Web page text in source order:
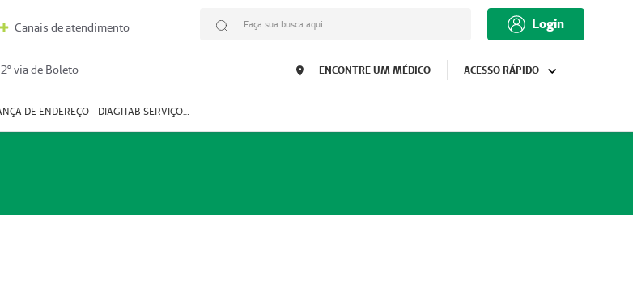
Canais de atendimento Faça sua busca aqui Login
2º via de Boleto ENCONTRE UM MÉDICO ACESSO RÁPIDO
MUDANÇA DE ENDEREÇO - DIAGITAB SERVIÇOS MÉDICOS LTDA (54003267-5)